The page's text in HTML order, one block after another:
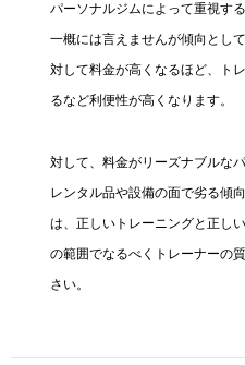
パーソナルジムによって重視す
一概には言えませんが傾向とし
対して料金が高くなるほど、ト
るなど利便性が高くなります。
対して、料金がリーズナブルな
レンタル品や設備の面で劣る傾
は、正しいトレーニングと正し
の範囲でなるべくトレーナーの
さい。